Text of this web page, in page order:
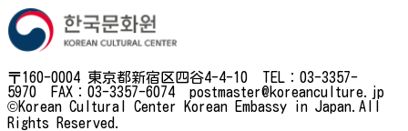
〒160-0004 東京都新宿区四谷4-4-10 TEL：03-3357-
5970 FAX：03-3357-6074 postmaster@koreanculture.jp
©Korean Cultural Center Korean Embassy in Japan.All
Rights Reserved.